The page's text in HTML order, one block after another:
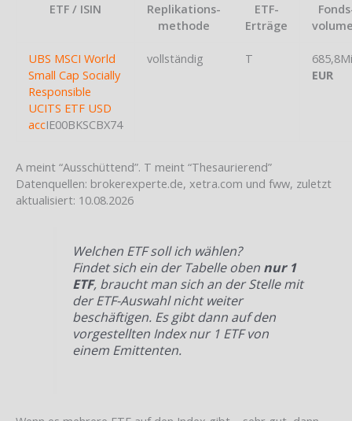
ETF / ISIN
Replikations-
methode
ETF-
Erträge
UBS MSCI World
Small Cap Socially
Responsible
UCITS ETF USD
accIE00BKSCBX74
vollständig T
EUR
A meint “Ausschüttend”. T meint “Thesaurierend”
Datenquellen: brokerexperte.de, xetra.com und fww, zuletzt
aktualisiert: 10.08.2026
Welchen ETF soll ich wählen?
Findet sich ein der Tabelle oben nur 1
ETF, braucht man sich an der Stelle mit
der ETF-Auswahl nicht weiter
beschäftigen. Es gibt dann auf den
vorgestellten Index nur 1 ETF von
einem Emittenten.